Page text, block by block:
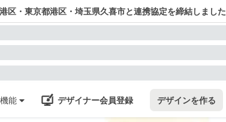
区・東京都港区・埼玉県久喜市と連携協定を締結しました
能 デザイナー会員登録 デザインを作る